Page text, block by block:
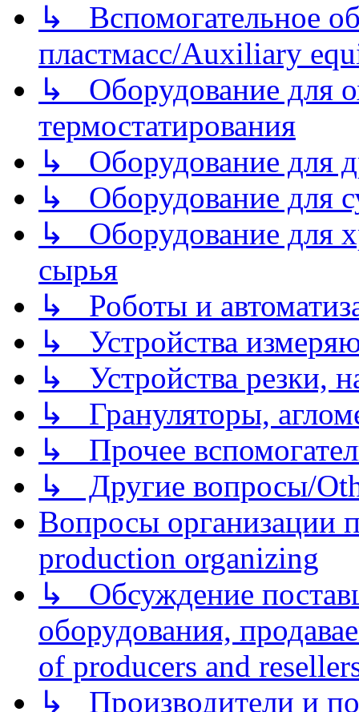
↳ Вспомогательное
пластмасс/Auxiliary
↳ Оборудование для
термостатирования
↳ Оборудование для
↳ Оборудование для
↳ Оборудование для
сырья
↳ Роботы и
↳ Устройства
↳ Устройства резки,
↳ Грануляторы,
↳ Прочее
↳ Другие вопросы/
Вопросы организации
production organizing
↳ Обсуждение
оборудования,
of producers and
↳ Производители и